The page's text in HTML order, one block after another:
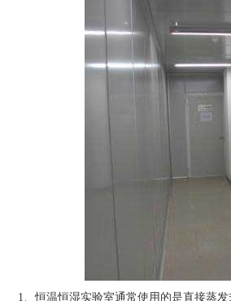
1、恒温恒湿实验室通常使用的是直接蒸发